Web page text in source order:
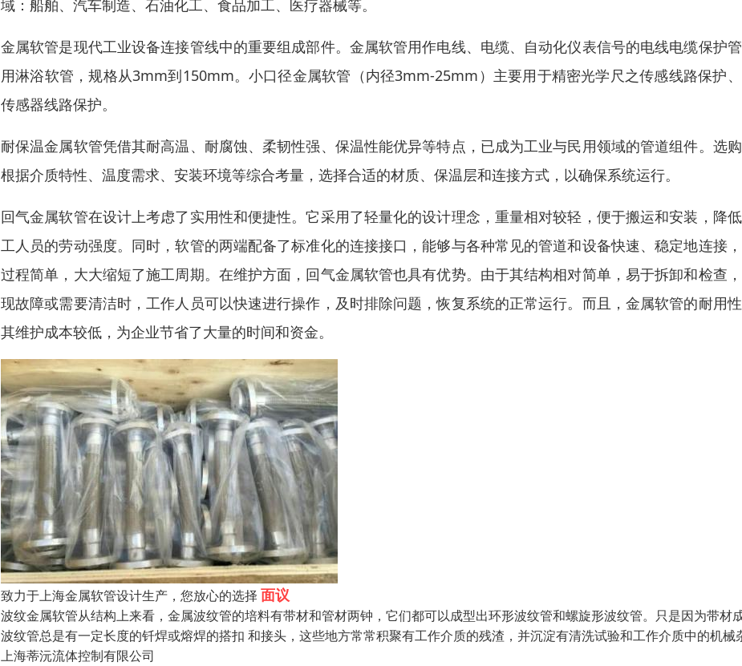
域：船舶、汽车制造、石油化工、食品加工、医疗器械等。
金属软管是现代工业设备连接管线中的重要组成部件。金属软管用作电线、电缆、自动化仪表信号的电线电缆保护
用淋浴软管，规格从3mm到150mm。小口径金属软管（内径3mm-25mm）主要用于精密光学尺之传感线路保护
传感器线路保护。
耐保温金属软管凭借其耐高温、耐腐蚀、柔韧性强、保温性能优异等特点，已成为工业与民用领域的管道组件。选
根据介质特性、温度需求、安装环境等综合考量，选择合适的材质、保温层和连接方式，以确保系统运行。
回气金属软管在设计上考虑了实用性和便捷性。它采用了轻量化的设计理念，重量相对较轻，便于搬运和安装，降
工人员的劳动强度。同时，软管的两端配备了标准化的连接接口，能够与各种常见的管道和设备快速、稳定地连接
过程简单，大大缩短了施工周期。在维护方面，回气金属软管也具有优势。由于其结构相对简单，易于拆卸和检查
现故障或需要清洁时，工作人员可以快速进行操作，及时排除问题，恢复系统的正常运行。而且，金属软管的耐用
其维护成本较低，为企业节省了大量的时间和资金。
致力于上海金属软管设计生产，您放心的选择 面议
波纹金属软管从结构上来看，金属波纹管的培料有带材和管材两钟，它们都可以成型出环形波纹管和螺旋形波纹管。只是因为带材
波纹管总是有一定长度的钎焊或熔焊的搭扣 和接头，这些地方常常积聚有工作介质的残渣，并沉淀有清洗试验和工作介质中的机械
上海蒂沅流体控制有限公司